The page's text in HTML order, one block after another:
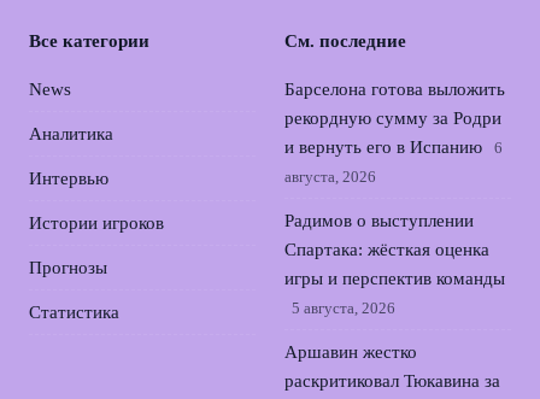
Все категории
News
Аналитика
Интервью
Истории игроков
Прогнозы
Статистика
См. последние
Барселона готова выложить
рекордную сумму за Родри
и вернуть его в Испанию
6
августа, 2026
Радимов о выступлении
Спартака: жёсткая оценка
игры и перспектив команды
5 августа, 2026
Аршавин жестко
раскритиковал Тюкавина за